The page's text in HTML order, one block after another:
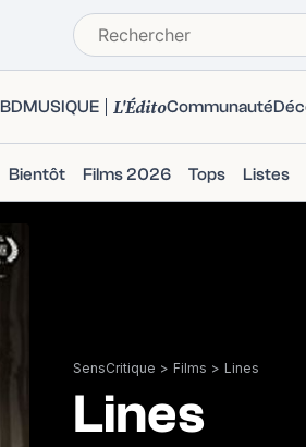
BDMUSIQUE L'ÉditoCommunauté
Bientôt Films 2026 Tops Listes
SensCritique > Films > Lines
Lines